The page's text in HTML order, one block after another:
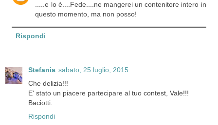
.....e lo è....Fede....ne mangerei un contenitore intero in
questo momento, ma non posso!
Rispondi
Stefania sabato, 25 luglio, 2015
Che delizia!!!
E' stato un piacere partecipare al tuo contest, Vale!!!
Baciotti.
Rispondi